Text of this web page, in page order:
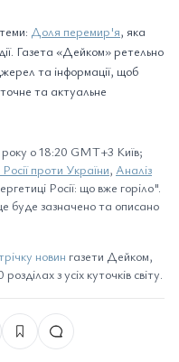
Доля перемир'я, яка
Газета «Дейком» ретельно
та інформації, щоб
та актуальне
о 18:20 GMT+3 Київ;
проти України, Аналіз
Росії: що вже горіло".
буде зазначено та описано
новин газети Дейком,
з усіх куточків світу.